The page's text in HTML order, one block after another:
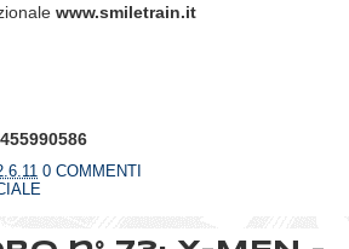
www.smiletrain.it
0 COMMENTI